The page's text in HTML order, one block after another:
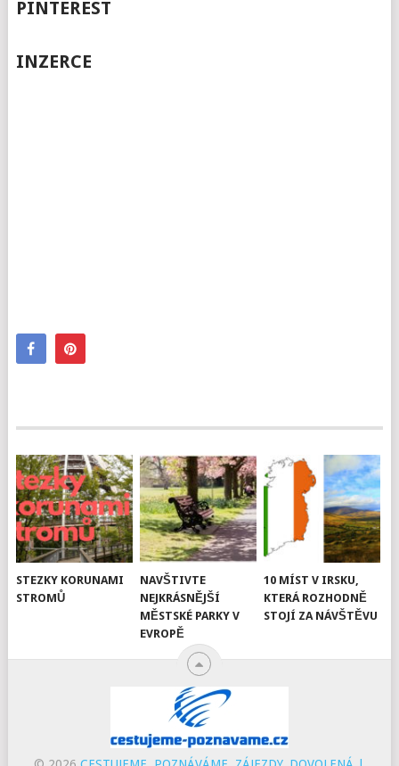
PINTEREST
INZERCE
STEZKY KORUNAMI
STROMŮ
NAVŠTIVTE
NEJKRÁSNĚJŠÍ
MĚSTSKÉ PARKY V
EVROPĚ
10 MÍST V IRSKU,
KTERÁ ROZHODNĚ
STOJÍ ZA NÁVŠTĚVU